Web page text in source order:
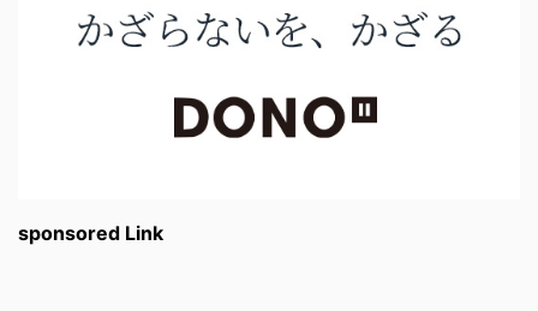
sponsored Link